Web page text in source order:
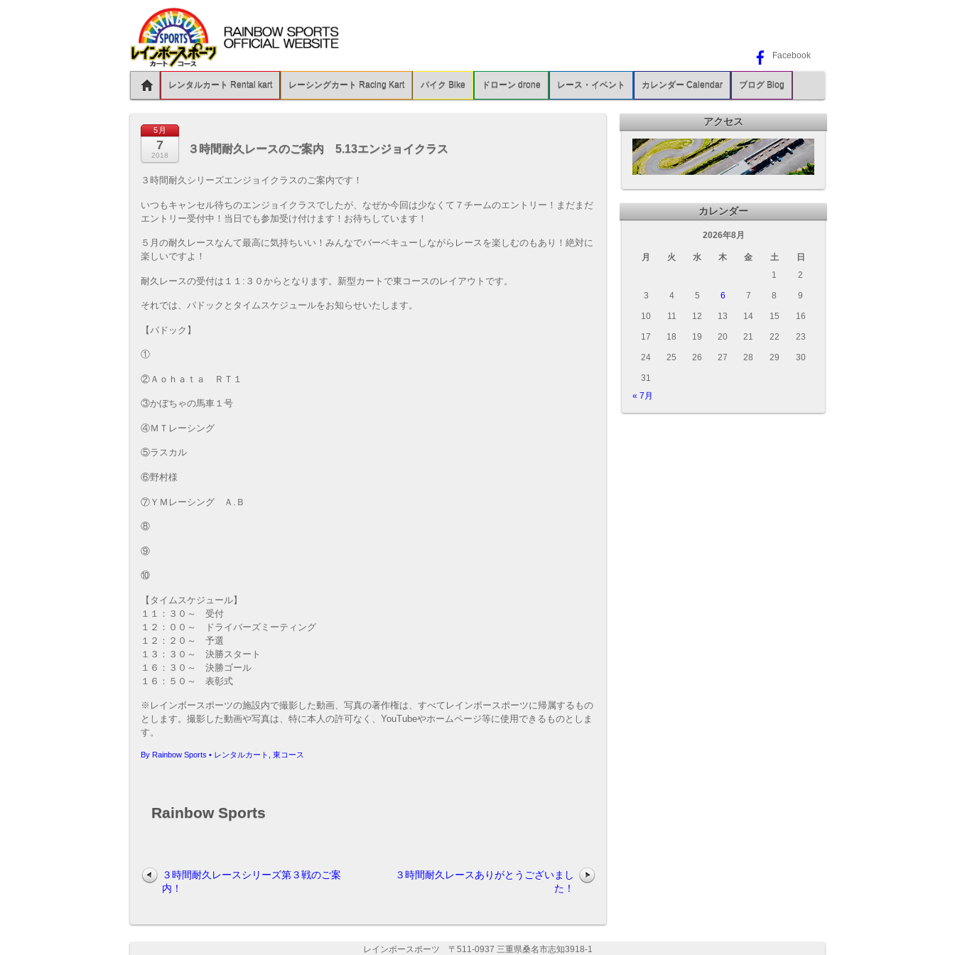
Facebook
レンタルカート Rental kart レーシングカート Racing Kart バイク Bike ドローン drone レース・イベント カレンダー Calendar ブログ Blog
5月
7
2018
３時間耐久レースのご案内 5.13エンジョイクラス
３時間耐久シリーズエンジョイクラスのご案内です！
いつもキャンセル待ちのエンジョイクラスでしたが、なぜか今回は少なくて７チームのエントリー！まだまだ
エントリー受付中！当日でも参加受け付けます！お待ちしています！
５月の耐久レースなんて最高に気持ちいい！みんなでバーベキューしながらレースを楽しむのもあり！絶対に
楽しいですよ！
耐久レースの受付は１１:３０からとなります。新型カートで東コースのレイアウトです。
それでは、パドックとタイムスケジュールをお知らせいたします。
【パドック】
①
②Ａｏｈａｔａ ＲＴ１
③かぼちゃの馬車１号
④ＭＴレーシング
⑤ラスカル
⑥野村様
⑦ＹＭレーシング Ａ.Ｂ
⑧
⑨
⑩
【タイムスケジュール】
１１：３０～ 受付
１２：００～ ドライバーズミーティング
１２：２０～ 予選
１３：３０～ 決勝スタート
１６：３０～ 決勝ゴール
１６：５０～ 表彰式
※レインボースポーツの施設内で撮影した動画、写真の著作権は、すべてレインボースポーツに帰属するもの
とします。撮影した動画や写真は、特に本人の許可なく、YouTubeやホームページ等に使用できるものとしま
す。
By Rainbow Sports • レンタルカート 東コース
Rainbow Sports
３時間耐久レースシリーズ第３戦のご案
内！
３時間耐久レースありがとうございまし
た！
アクセス
カレンダー
2026年8月
月 火 水 木 金 土
日
1
2
3 4 5 6 7 8 9
10 11 12 13 14 15 16
17 18 19 20 21 22 23
24 25 26 27 28 29 30
31
« 7月
レインボースポーツ 〒511-0937 三重県桑名市志知3918-1